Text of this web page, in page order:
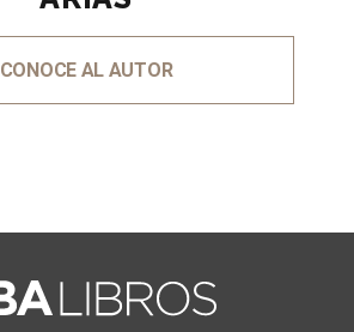
CONOCE AL AUTOR